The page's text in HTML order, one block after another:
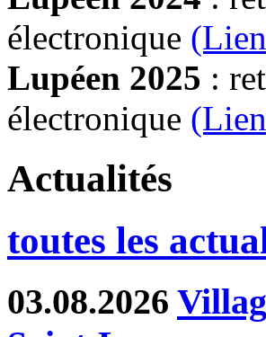
électronique
Lupéen 2025 :
électronique (L
Actualités
toutes les
03.08.2026